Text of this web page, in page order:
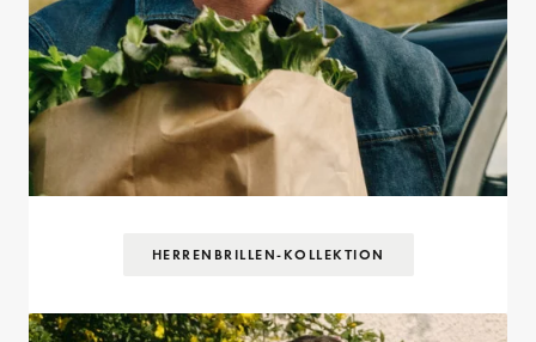
HERRENBRILLEN-KOLLEKTION